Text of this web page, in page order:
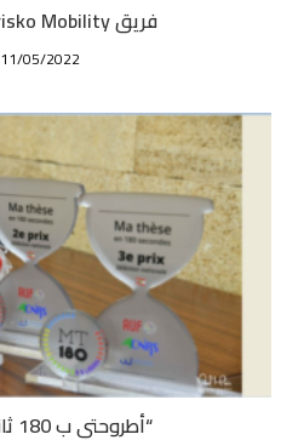
فريق Eurisko Mobility يزور NDU
11/05/2022
“أطروحتي ب 180 ثانية” في لبنان